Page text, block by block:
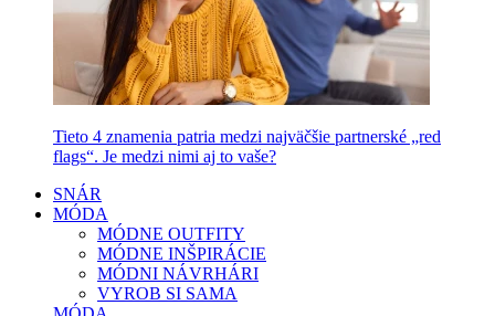
Tieto 4 znamenia patria medzi najväčšie partnerské „red
flags“. Je medzi nimi aj to vaše?
SNÁR
MÓDA
MÓDNE OUTFITY
MÓDNE INŠPIRÁCIE
MÓDNI NÁVRHÁRI
VYROB SI SAMA